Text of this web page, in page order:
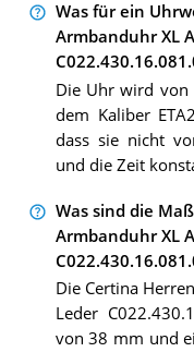
Was für ein
Armbanduhr XL
Die Uhr wird von
dem Kaliber
dass sie nicht
und die Zeit
Was sind die
Armbanduhr XL
Die Certina
Leder
von 38 mm und